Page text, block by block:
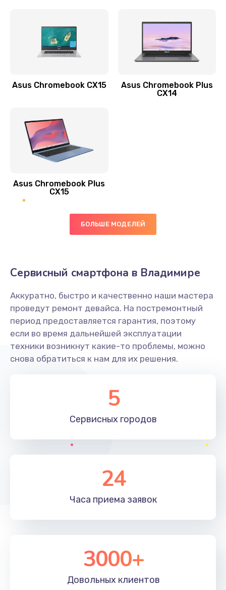
Замена стекла
Замена датчика приближения
Замена антенны
Заказать
890 руб.
Замена голосового динамика
Заказать
Замена основной камеры
490 руб.
Заказать
1190 руб.
Заказать
Замена материнской платы
Заказать
Замена клавиатуры
1190 руб.
Замена корпуса
890 руб.
Asus Chromebook CX15
Asus Chromebook Plus
CX14
Asus Chromebook Plus
CX15
БОЛЬШЕ МОДЕЛЕЙ
Сервисный смартфона в Владимире
Аккуратно, быстро и качественно наши мастера
проведут ремонт девайса. На постремонтный
период предоставляется гарантия, поэтому
если во время дальнейшей эксплуатации
техники возникнут какие-то проблемы, можно
снова обратиться к нам для их решения.
5
Сервисных городов
24
Часа приема заявок
3000+
Довольных клиентов